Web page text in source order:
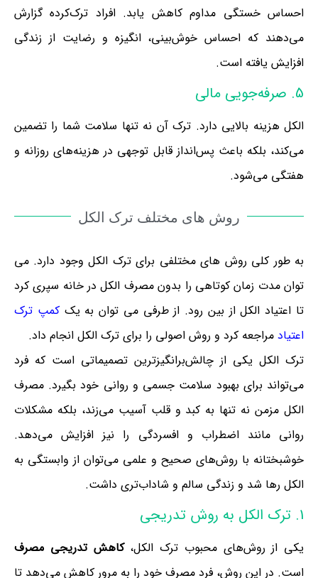
احساس خستگی مداوم کاهش یابد. افراد ترک‌کرده گزارش
می‌دهند که احساس خوش‌بینی، انگیزه و رضایت از زندگی
افزایش یافته است.
5. صرفه‌جویی مالی
الکل هزینه بالایی دارد. ترک آن نه تنها سلامت شما را تضمین
می‌کند، بلکه باعث پس‌انداز قابل توجهی در هزینه‌های روزانه و
هفتگی می‌شود.
روش های مختلف ترک الکل
به طور کلی روش های مختلفی برای ترک الکل وجود دارد. می
توان مدت زمان کوتاهی را بدون مصرف الکل در خانه سپری کرد
تا اعتیاد الکل از بین رود. از طرفی می توان به یککمپ ترک
اعتیاد مراجعه کرد و روش اصولی را برای ترک الکل انجام داد.
ترک الکل یکی از چالش‌برانگیزترین تصمیماتی است که فرد
می‌تواند برای بهبود سلامت جسمی و روانی خود بگیرد. مصرف
الکل مزمن نه تنها به کبد و قلب آسیب می‌زند، بلکه مشکلات
روانی مانند اضطراب و افسردگی را نیز افزایش می‌دهد.
خوشبختانه با روش‌های صحیح و علمی می‌توان از وابستگی به
الکل رها شد و زندگی سالم و شاداب‌تری داشت.
1. ترک الکل به روش تدریجی
یکی از روش‌های محبوب ترک الکل،کاهش تدریجی مصرف
است. در این روش، فرد مصرف خود را به مرور کاهش می‌دهد تا